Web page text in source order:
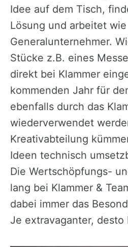
Idee auf dem Tisch,
Lösung und arbeitet
Generalunternehmer.
Stücke z.B. eines
direkt bei Klammer
kommenden Jahr für
ebenfalls durch das
wiederverwendet
Kreativabteilung
Ideen technisch
Die Wertschöpfungs-
lang bei Klammer &
dabei immer das
Je extravaganter, desto